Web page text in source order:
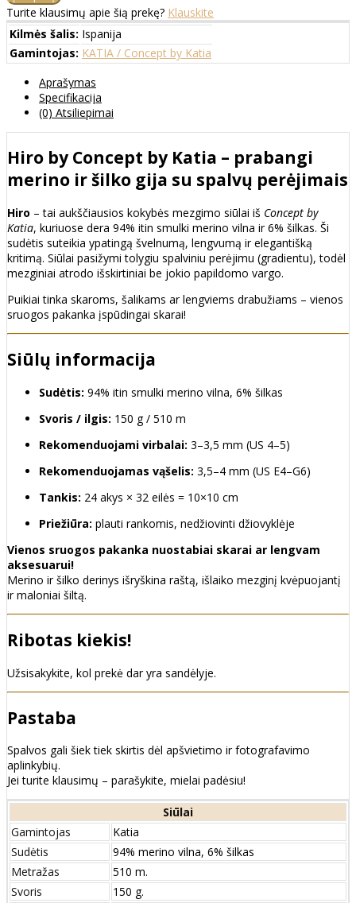
Turite klausimų apie šią prekę? Klauskite
Kilmės šalis: Ispanija
Gamintojas: KATIA / Concept by Katia
Aprašymas
Specifikacija
(0) Atsiliepimai
Hiro by Concept by Katia – prabangi
merino ir šilko gija su spalvų perėjimais
Hiro – tai aukščiausios kokybės mezgimo siūlai iš Concept by
Katia, kuriuose dera 94% itin smulki merino vilna ir 6% šilkas. Ši
sudėtis suteikia ypatingą švelnumą, lengvumą ir elegantišką
kritimą. Siūlai pasižymi tolygiu spalviniu perėjimu (gradientu), todėl
mezginiai atrodo išskirtiniai be jokio papildomo vargo.
Puikiai tinka skaroms, šalikams ar lengviems drabužiams – vienos
sruogos pakanka įspūdingai skarai!
Siūlų informacija
Sudėtis: 94% itin smulki merino vilna, 6% šilkas
Svoris / ilgis: 150 g / 510 m
Rekomenduojami virbalai: 3–3,5 mm (US 4–5)
Rekomenduojamas vąšelis: 3,5–4 mm (US E4–G6)
Tankis: 24 akys × 32 eilės = 10×10 cm
Priežiūra: plauti rankomis, nedžiovinti džiovyklėje
Vienos sruogos pakanka nuostabiai skarai ar lengvam
aksesuarui!
Merino ir šilko derinys išryškina raštą, išlaiko mezginį kvėpuojantį
ir maloniai šiltą.
Ribotas kiekis!
Užsisakykite, kol prekė dar yra sandėlyje.
Pastaba
Spalvos gali šiek tiek skirtis dėl apšvietimo ir fotografavimo
aplinkybių.
Jei turite klausimų – parašykite, mielai padėsiu!
Siūlai
Gamintojas
Katia
Sudėtis
94% merino vilna, 6% šilkas
Metražas
510 m.
Svoris
150 g.